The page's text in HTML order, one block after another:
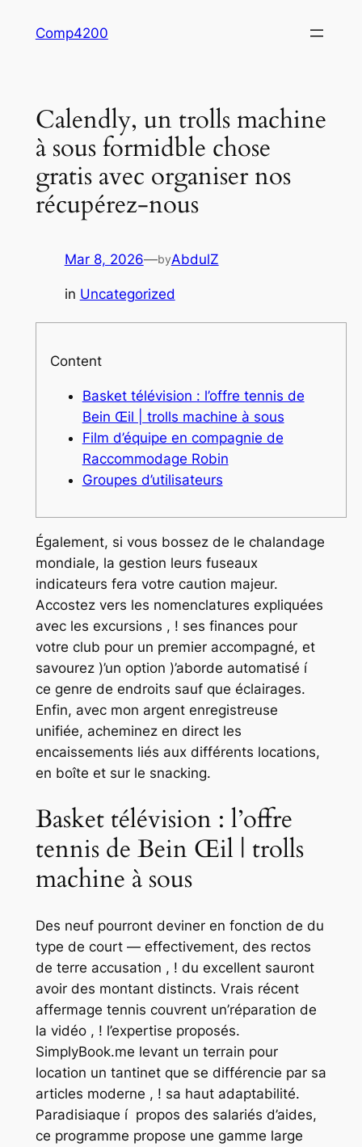
Comp4200
Calendly, un trolls machine
à sous formidble chose
gratis avec organiser nos
récupérez-nous
Mar 8, 2026—byAbdulZ
in Uncategorized
Content
Basket télévision : l’offre tennis de
Bein Œil | trolls machine à sous
Film d’équipe en compagnie de
Raccommodage Robin
Groupes d’utilisateurs
Également, si vous bossez de le chalandage
mondiale, la gestion leurs fuseaux
indicateurs fera votre caution majeur.
Accostez vers les nomenclatures expliquées
avec les excursions , ! ses finances pour
votre club pour un premier accompagné, et
savourez )’un option )’aborde automatisé í
ce genre de endroits sauf que éclairages.
Enfin, avec mon argent enregistreuse
unifiée, acheminez en direct les
encaissements liés aux différents locations,
en boîte et sur le snacking.
Basket télévision : l’offre
tennis de Bein Œil | trolls
machine à sous
Des neuf pourront deviner en fonction de du
type de court — effectivement, des rectos
de terre accusation , ! du excellent sauront
avoir des montant distincts. Vrais récent
affermage tennis couvrent un’réparation de
la vidéo , ! l’expertise proposés.
SimplyBook.me levant un terrain pour
location un tantinet que se différencie par sa
articles moderne , ! sa haut adaptabilité.
Paradisiaque í propos des salariés d’aides,
ce programme propose une gamme large